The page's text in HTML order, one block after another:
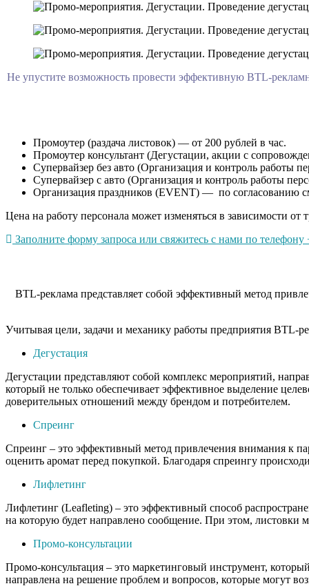
Не упустите возможность провести эффективную BTL-
Промоутер (раздача листовок) — от 200 рублей в час.
Промоутер консультант (Дегустации, акции с
Супервайзер без авто (Организация и контроль работы
Супервайзер с авто (Организация и контроль работы
Организация праздников (EVENT) — по согласованию
Цена на работу персонала может изменяться в зависимости
Заполните форму запроса или свяжитесь с нами по
BTL-реклама представляет собой эффективный метод
Учитывая цели, задачи и механику работы предприятия BTL-
Дегустация
Дегустации представляют собой комплекс мероприятий,
который не только обеспечивает эффективное выделение
доверительных отношений между брендом и потребителем.
Спреинг
Спреинг – это эффективный метод привлечения внимания к
оценить аромат перед покупкой. Благодаря спреингу
Лифлетинг
Лифлетинг (Leafleting) – это эффективный способ
на которую будет направлено сообщение. При этом, листовки
Промо-консультации
Промо-консультация – это маркетинговый инструмент,
направлена на решение проблем и вопросов, которые могут